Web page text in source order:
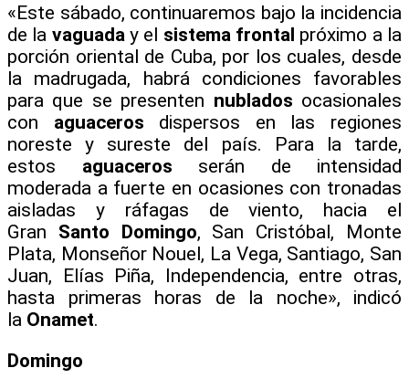
«Este sábado, continuaremos bajo la incidencia
de la vaguaday el sistema frontal próximo a la
porción oriental de Cuba, por los cuales, desde
la madrugada, habrá condiciones favorables
para que se presenten nublados ocasionales
con aguaceros dispersos en las regiones
noreste y sureste del país. Para la tarde,
estos aguaceros serán de intensidad
moderada a fuerte en ocasiones con tronadas
aisladas y ráfagas de viento, hacia el
Gran Santo Domingo, San Cristóbal, Monte
Plata, Monseñor Nouel, La Vega, Santiago, San
Juan, Elías Piña, Independencia, entre otras,
hasta primeras horas de la noche», indicó
la Onamet.
Domingo